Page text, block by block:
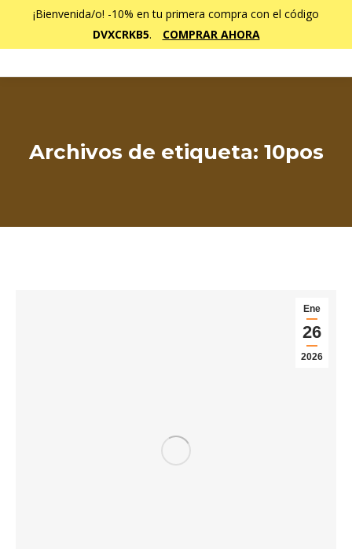
¡Bienvenida/o! -10% en tu primera compra con el código
DVXCRKB5. COMPRAR AHORA
Archivos de etiqueta: 10pos
Ene
26
2026